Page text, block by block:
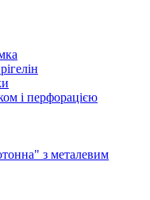
і перфорацією
з металевим